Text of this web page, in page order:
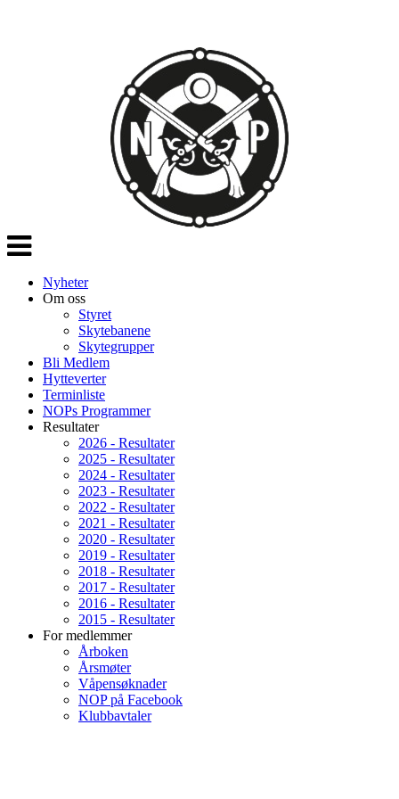
Veksle
navigasjon
Nyheter
Om oss
Styret
Skytebanene
Skytegrupper
Bli Medlem
Hytteverter
Terminliste
NOPs Programmer
Resultater
2026 - Resultater
2025 - Resultater
2024 - Resultater
2023 - Resultater
2022 - Resultater
2021 - Resultater
2020 - Resultater
2019 - Resultater
2018 - Resultater
2017 - Resultater
2016 - Resultater
2015 - Resultater
For medlemmer
Årboken
Årsmøter
Våpensøknader
NOP på Facebook
Klubbavtaler